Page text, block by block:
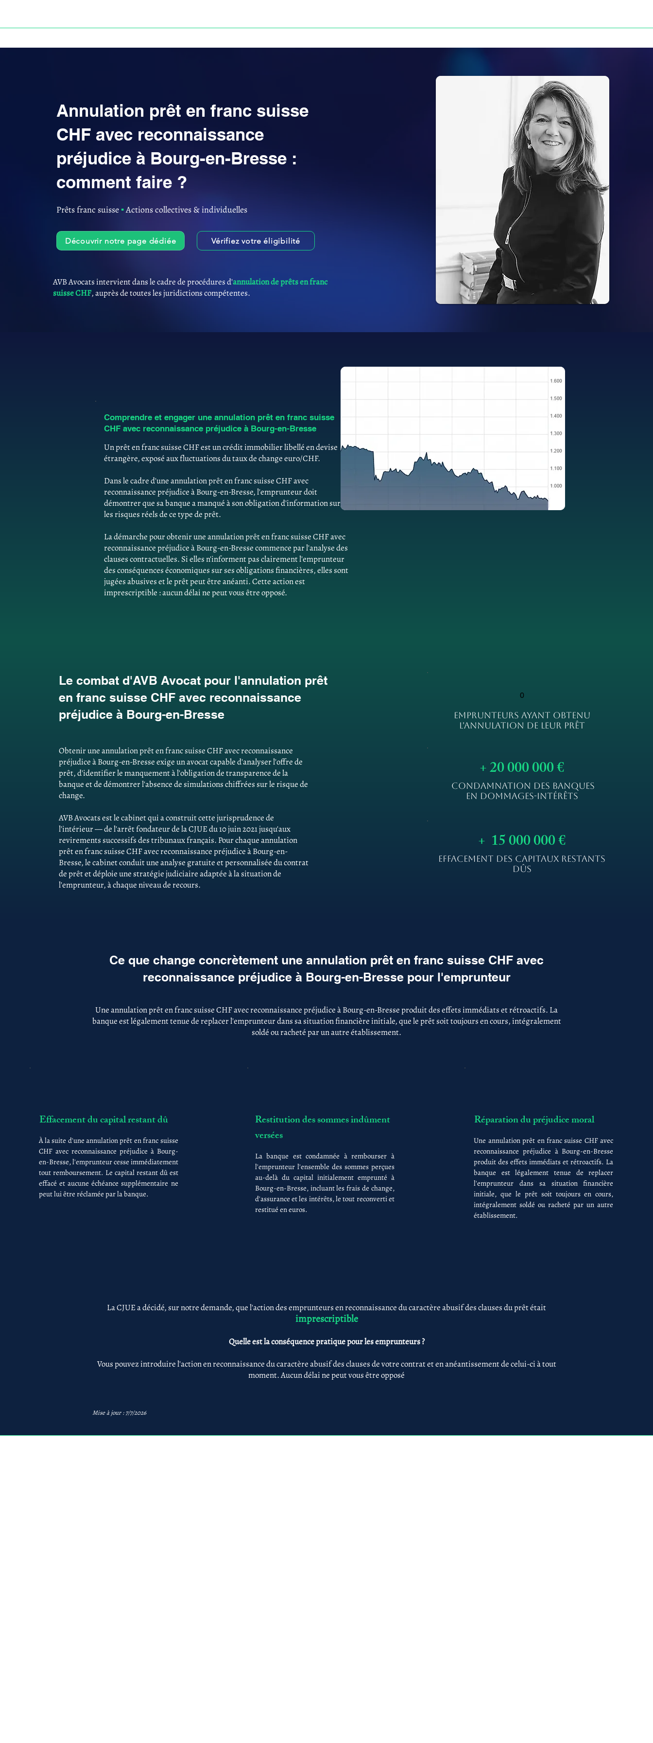
Annulation prêt en franc suisse
CHF avec reconnaissance
préjudice à Bourg-en-Bresse :
comment faire ?
Prêts franc suisse ▪︎Actions collectives & individuelles
Découvrir notre page dédiée Vérifiez votre éligibilité
AVB Avocats intervient dans le cadre de procédures d'annulation de prêts en franc
suisse CHF, auprès de toutes les juridictions compétentes.
Comprendre et engager une annulation prêt en franc suisse
CHF avec reconnaissance préjudice à Bourg-en-Bresse
Un prêt en franc suisse CHF est un crédit immobilier libellé en devise
étrangère, exposé aux fluctuations du taux de change euro/CHF.
Dans le cadre d'une annulation prêt en franc suisse CHF avec
reconnaissance préjudice à Bourg-en-Bresse, l'emprunteur doit
démontrer que sa banque a manqué à son obligation d'information sur
les risques réels de ce type de prêt.
La démarche pour obtenir une annulation prêt en franc suisse CHF avec
reconnaissance préjudice à Bourg-en-Bresse commence par l'analyse des
clauses contractuelles. Si elles n'informent pas clairement l'emprunteur
des conséquences économiques sur ses obligations financières, elles sont
jugées abusives et le prêt peut être anéanti. Cette action est
imprescriptible : aucun délai ne peut vous être opposé.
Le combat d'AVB Avocat pour l'annulation prêt
en franc suisse CHF avec reconnaissance
préjudice à Bourg-en-Bresse
Obtenir une annulation prêt en franc suisse CHF avec reconnaissance
préjudice à Bourg-en-Bresse exige un avocat capable d'analyser l'offre de
prêt, d'identifier le manquement à l'obligation de transparence de la
banque et de démontrer l'absence de simulations chiffrées sur le risque de
change.
AVB Avocats est le cabinet qui a construit cette jurisprudence de
l'intérieur — de l'arrêt fondateur de la CJUE du 10 juin 2021 jusqu'aux
revirements successifs des tribunaux français. Pour chaque annulation
prêt en franc suisse CHF avec reconnaissance préjudice à Bourg-en-
Bresse, le cabinet conduit une analyse gratuite et personnalisée du contrat
de prêt et déploie une stratégie judiciaire adaptée à la situation de
l'emprunteur, à chaque niveau de recours.
0
EMPRUNTEURS AYANT OBTENU
L'ANNULATION DE LEUR PRÊT
+ 20 000 000 €
CONDAMNATION DES BANQUES
EN DOMMAGES-INTÉRÊTS
+ 15 000 000 €
EFFACEMENT DES CAPITAUX RESTANTS
DÛS
Ce que change concrètement une annulation prêt en franc suisse CHF avec
reconnaissance préjudice à Bourg-en-Bresse pour l'emprunteur
Une annulation prêt en franc suisse CHF avec reconnaissance préjudice à Bourg-en-Bresse produit des effets immédiats et rétroactifs. La
banque est légalement tenue de replacer l'emprunteur dans sa situation financière initiale, que le prêt soit toujours en cours, intégralement
soldé ou racheté par un autre établissement.
Effacement du capital restant dû
À la suite d'une annulation prêt en franc suisse
CHF avec reconnaissance préjudice à Bourg-
en-Bresse, l'emprunteur cesse immédiatement
tout remboursement. Le capital restant dû est
effacé et aucune échéance supplémentaire ne
peut lui être réclamée par la banque.
Restitution des sommes indûment
versées
La banque est condamnée à rembourser à
l'emprunteur l'ensemble des sommes perçues
au-delà du capital initialement emprunté à
Bourg-en-Bresse, incluant les frais de change,
d'assurance et les intérêts, le tout reconverti et
restitué en euros.
Réparation du préjudice moral
Une annulation prêt en franc suisse CHF avec
reconnaissance préjudice à Bourg-en-Bresse
produit des effets immédiats et rétroactifs. La
banque est légalement tenue de replacer
l'emprunteur dans sa situation financière
initiale, que le prêt soit toujours en cours,
intégralement soldé ou racheté par un autre
établissement.
La CJUE a décidé, sur notre demande, que l'action des emprunteurs en reconnaissance du caractère abusif des clauses du prêt était
imprescriptible
Quelle est la conséquence pratique pour les emprunteurs ?
Vous pouvez introduire l'action en reconnaissance du caractère abusif des clauses de votre contrat et en anéantissement de celui-ci à tout
moment. Aucun délai ne peut vous être opposé
Mise à jour : 7/7/2026